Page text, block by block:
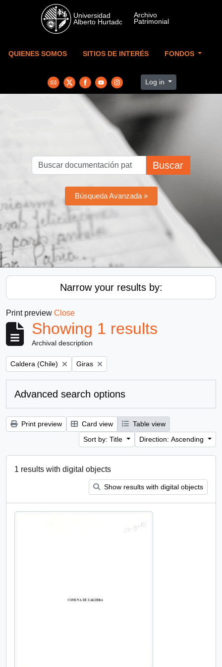
Skip to main content
QUIENES SOMOS SITIOS DE INTERÉS FONDOS
Log in
Buscar
Búsqueda Avanzada »
Narrow your results by:
Print preview Close
Showing 1 results
Archival description
Remove filter:
Caldera (Chile) Remove filter:
Giras
Advanced search options
Print preview Card view
Table view
Sort by: Title
Direction: Ascending
1 results with digital objects
Show results with digital objects